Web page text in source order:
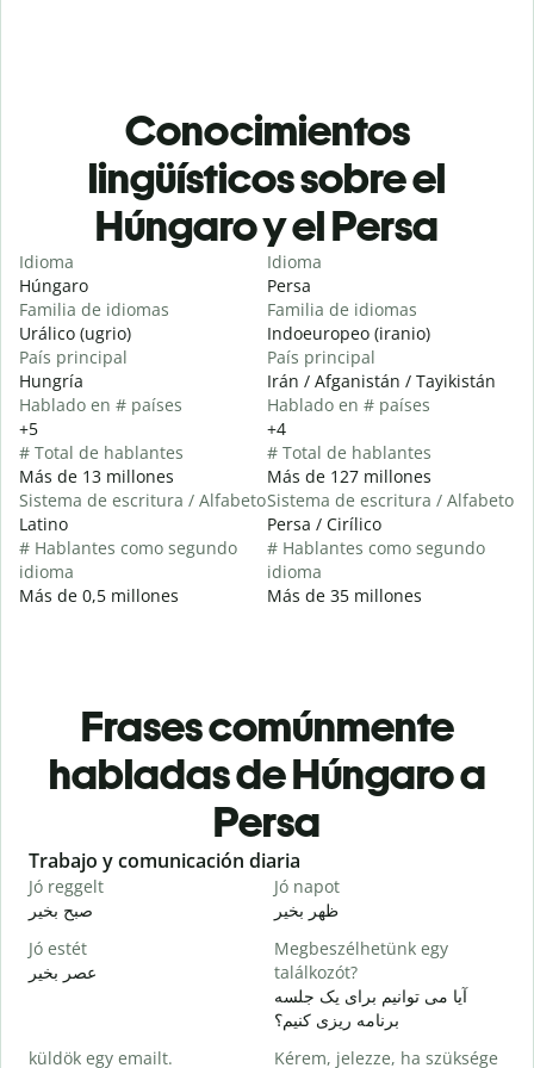
Conocimientos
lingüísticos sobre el
Húngaro y el Persa
Idioma
Húngaro
Familia de idiomas
Urálico (ugrio)
País principal
Hungría
Hablado en # países
+5
# Total de hablantes
Más de 13 millones
Sistema de escritura / Alfabeto
Latino
# Hablantes como segundo
idioma
Más de 0,5 millones
Idioma
Persa
Familia de idiomas
Indoeuropeo (iranio)
País principal
Irán / Afganistán / Tayikistán
Hablado en # países
+4
# Total de hablantes
Más de 127 millones
Sistema de escritura / Alfabeto
Persa / Cirílico
# Hablantes como segundo
idioma
Más de 35 millones
Frases comúnmente
habladas de Húngaro a
Persa
Slide 1 of 6
Trabajo y comunicación diaria
Jó reggelt
صبح بخیر
Jó napot
ظهر بخیر
Jó estét
عصر بخیر
Megbeszélhetünk egy
találkozót?
آیا می توانیم برای یک جلسه
برنامه ریزی کنیم؟
küldök egy emailt.
Kérem, jelezze, ha szüksége